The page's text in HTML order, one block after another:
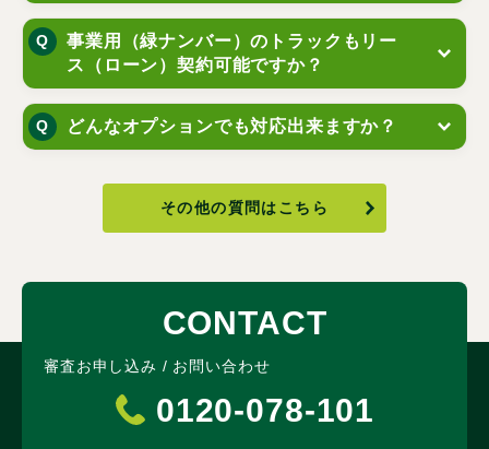
事業用（緑ナンバー）のトラックもリー
ス（ローン）契約可能ですか？
どんなオプションでも対応出来ますか？
その他の質問はこちら
CONTACT
審査お申し込み / お問い合わせ
0120-078-101